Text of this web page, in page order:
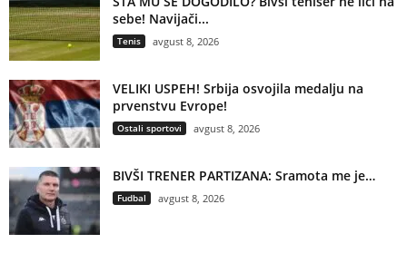
sebe! Navijači...
Tenis avgust 8, 2026
VELIKI USPEH! Srbija osvojila medalju na
prvenstvu Evrope!
Ostali sportovi avgust 8, 2026
BIVŠI TRENER PARTIZANA: Sramota me je…
Fudbal avgust 8, 2026